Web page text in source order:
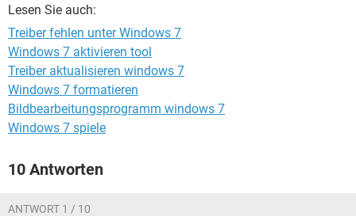
Lesen Sie auch:
Treiber fehlen unter Windows 7
Windows 7 aktivieren tool
Treiber aktualisieren windows 7
Windows 7 formatieren
Bildbearbeitungsprogramm windows 7
Windows 7 spiele
10 Antworten
ANTWORT 1 / 10